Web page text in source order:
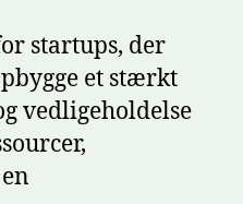
startups, der
et stærkt
vedligeholdelse